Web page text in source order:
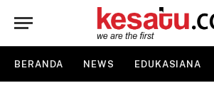
BERANDA NEWS EDUKASIANA